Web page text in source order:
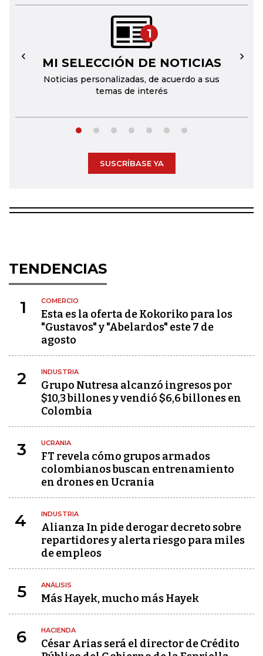
1
MI SELECCIÓN DE NOTICIAS
Noticias personalizadas, de acuerdo a sus
temas de interés
← →
SUSCRÍBASE YA
TENDENCIAS
1 COMERCIO
Esta es la oferta de Kokoriko para los
"Gustavos" y "Abelardos" este 7 de
agosto
2 INDUSTRIA
Grupo Nutresa alcanzó ingresos por
$10,3 billones y vendió $6,6 billones en
Colombia
3 UCRANIA
FT revela cómo grupos armados
colombianos buscan entrenamiento
en drones en Ucrania
4 INDUSTRIA
Alianza In pide derogar decreto sobre
repartidores y alerta riesgo para miles
de empleos
5 ANÁLISIS
Más Hayek, mucho más Hayek
6 HACIENDA
César Arias será el director de Crédito